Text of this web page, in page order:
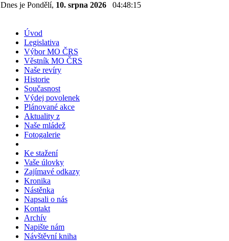
Dnes je Pondělí, 10. srpna 2026 04:48:16
Úvod
Legislativa
Výbor MO ČRS
Věstník MO ČRS
Naše revíry
Historie
Současnost
Výdej povolenek
Plánované akce
Aktuality z
Naše mládež
Fotogalerie
Ke stažení
Vaše úlovky
Zajímavé odkazy
Kronika
Nástěnka
Napsali o nás
Kontakt
Archív
Napište nám
Návštěvní kniha